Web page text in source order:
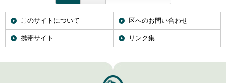
このサイトについて 区へのお問い合わせ
携帯サイト リンク集